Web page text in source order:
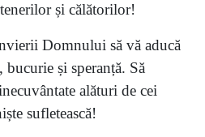
și călătorilor!
Domnului să vă aducă
bucurie și speranță. Să
alături de cei
sufletească!